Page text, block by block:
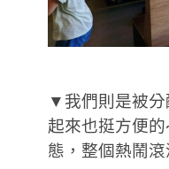
▼我們則是被分
起來也挺方便
態，整個熱鬧滾